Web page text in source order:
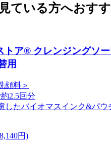
ている方へおす
トア® クレンジングソ
用
顔料＞
2.5回分
したバイオマスインク&パウ
円)